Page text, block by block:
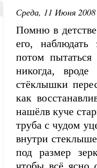
Среда, 11 Июня
Помню в
его,
потом
никогда,
стёклышки
как
нашёлв куче
труба с чудом
внутри
под размер